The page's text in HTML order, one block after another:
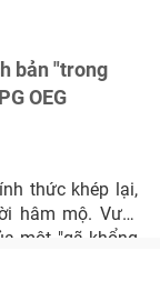
bản "trong
OEG
thức khép lại,
hâm mộ. Vượt
một "gã khổng